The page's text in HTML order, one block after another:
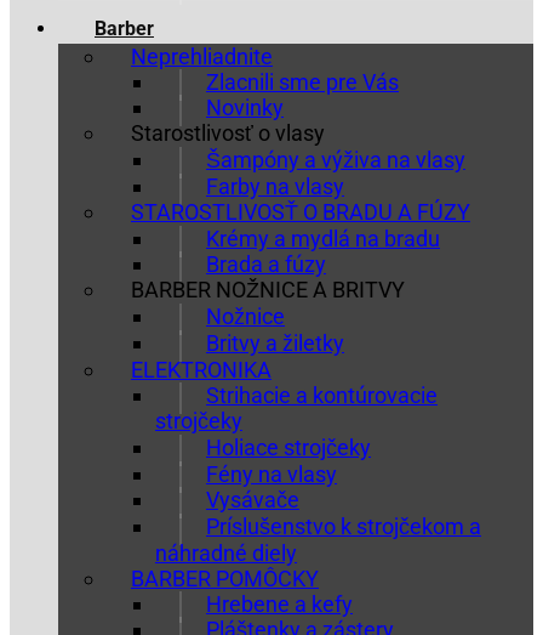
Barber
Neprehliadnite
Zlacnili sme pre Vás
Novinky
Starostlivosť o vlasy
Šampóny a výživa na vlasy
Farby na vlasy
STAROSTLIVOSŤ O BRADU A FÚZY
Krémy a mydlá na bradu
Brada a fúzy
BARBER NOŽNICE A BRITVY
Nožnice
Britvy a žiletky
ELEKTRONIKA
Strihacie a kontúrovacie
strojčeky
Holiace strojčeky
Fény na vlasy
Vysávače
Príslušenstvo k strojčekom a
náhradné diely
BARBER POMÔCKY
Hrebene a kefy
Pláštenky a zástery